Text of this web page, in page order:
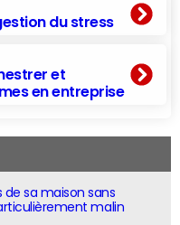
du stress
et
en entreprise
de sa maison sans
malin